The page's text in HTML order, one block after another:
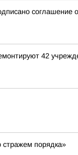
42
стражем порядка»